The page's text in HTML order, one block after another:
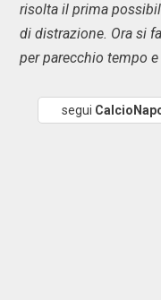
risolta il prima
di distrazione. Ora si
per parecchio tempo
segui